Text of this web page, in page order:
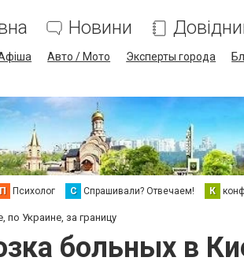
Новини
Авто / Мото Эксперты города
П Психолог С Спрашивали? Отвечаем! К
Украине, за границу
больных в